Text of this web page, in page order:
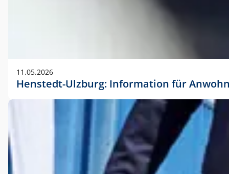
11.05.2026
Henstedt-Ulzburg: Information für